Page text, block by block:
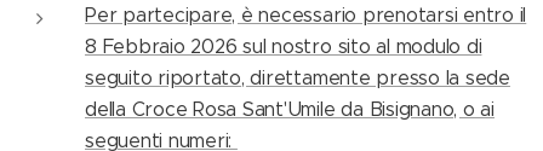
Per partecipare, è necessario prenotarsi entro il
8 Febbraio 2026 sul nostro sito al modulo di
seguito riportato, direttamente presso la sede
della Croce Rosa Sant'Umile da Bisignano, o ai
seguenti numeri: